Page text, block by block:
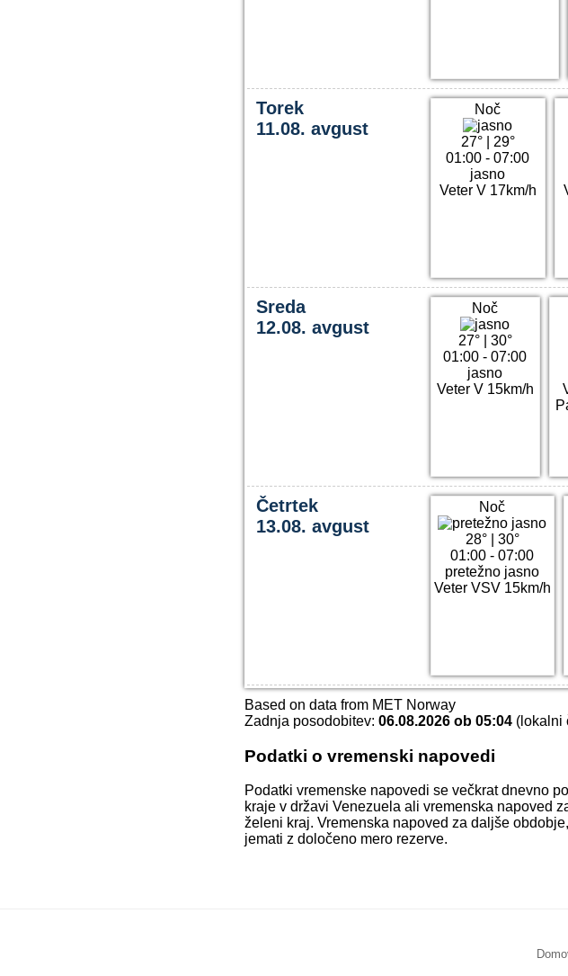
Torek
11.08. avgust
Noč
27°| 29°
01:00 - 07:00
jasno
Veter V 17km/h
Sreda
12.08. avgust
Noč
27°| 30°
01:00 - 07:00
jasno
Veter V 15km/h
Četrtek
13.08. avgust
Noč
28°| 30°
01:00 - 07:00
pretežno jasno
Veter VSV 15km/h
Based on data from MET Norway
Zadnja posodobitev: 06.08.2026 ob 05:04 (lokalni
Podatki o vremenski napovedi
Podatki vremenske napovedi se večkrat dnevno
kraje v državi Venezuela ali vremenska napoved
želeni kraj. Vremenska napoved za daljše
jemati z določeno mero rezerve.